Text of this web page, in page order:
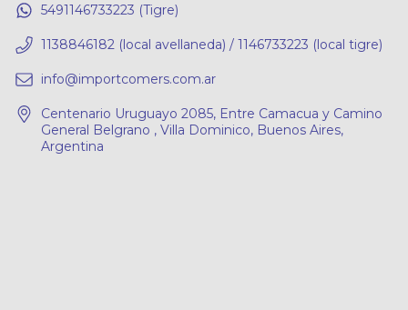
5491146733223 (Tigre)
1138846182 (local avellaneda) / 1146733223 (local tigre)
info@importcomers.com.ar
Centenario Uruguayo 2085, Entre Camacua y Camino
General Belgrano , Villa Dominico, Buenos Aires,
Argentina